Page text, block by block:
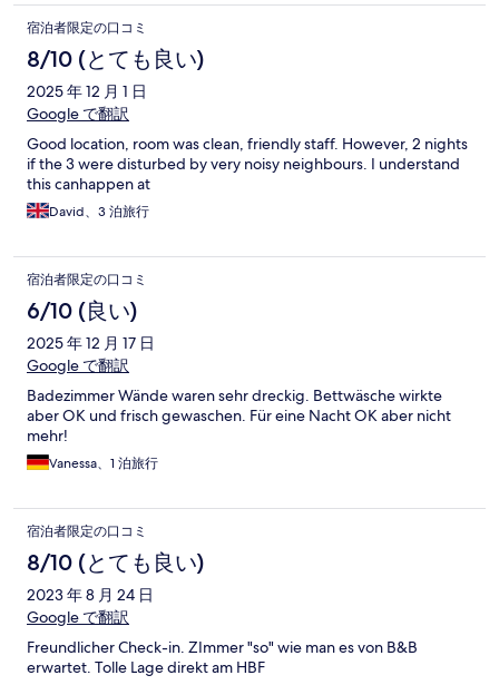
宿泊者限定の口コミ
8/10 (とても良い)
2025 年 12 月 1 日
Google で翻訳
Good location, room was clean, friendly staff. However, 2 nights
if the 3 were disturbed by very noisy neighbours. I understand
this canhappen at
David、3 泊旅行
宿泊者限定の口コミ
6/10 (良い)
2025 年 12 月 17 日
Google で翻訳
Badezimmer Wände waren sehr dreckig. Bettwäsche wirkte
aber OK und frisch gewaschen. Für eine Nacht OK aber nicht
mehr!
Vanessa、1 泊旅行
宿泊者限定の口コミ
8/10 (とても良い)
2023 年 8 月 24 日
Google で翻訳
Freundlicher Check-in. ZImmer "so" wie man es von B&B
erwartet. Tolle Lage direkt am HBF